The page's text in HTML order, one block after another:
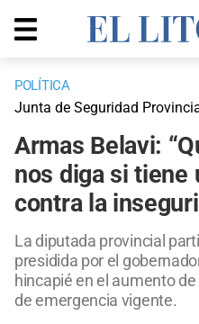
POLÍTICA
Junta de Seguridad
Armas Belavi:
nos diga si tiene
contra la
La diputada provincial
presidida por el
hincapié en el aumento
de emergencia vigente.